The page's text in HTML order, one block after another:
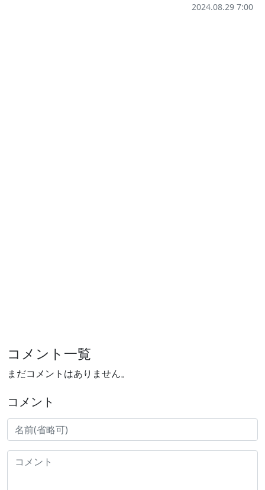
2024.08.29 7:00
コメント一覧
まだコメントはありません。
コメント